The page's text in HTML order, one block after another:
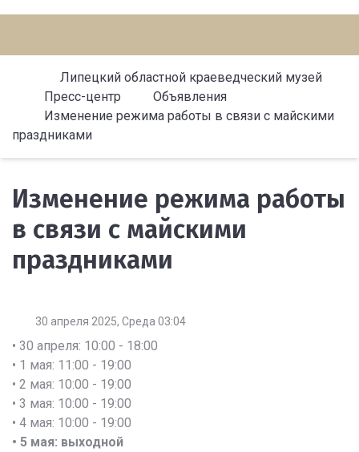
Липецкий областной краеведческий музей
Пресс-центр
Объявления
Изменение режима работы в связи с майскими
праздниками
Изменение режима работы
в связи с майскими
праздниками
30 апреля 2025, Среда 03:04
• 30 апреля: 10:00 - 18:00
• 1 мая: 11:00 - 19:00
• 2 мая: 10:00 - 19:00
• 3 мая: 10:00 - 19:00
• 4 мая: 10:00 - 19:00
• 5 мая: выходной